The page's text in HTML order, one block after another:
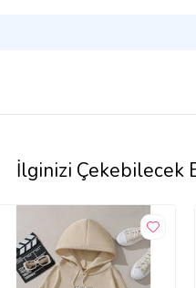
İlginizi Çekebilecek